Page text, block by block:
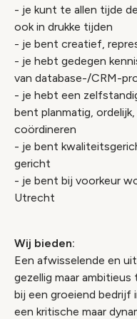
- je kunt te allen tijde
ook in drukke tijden
- je bent creatief,
- je hebt gedegen
van database-/CRM-
- je hebt een
bent planmatig,
coördineren
- je bent
gericht
- je bent bij voorkeur
Utrecht
Wij bieden:
Een afwisselende en
gezellig maar ambitieus
bij een groeiend bedrijf
een kritische maar